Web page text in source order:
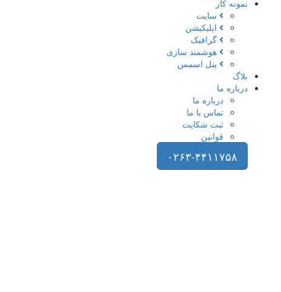
نمونه کار
سایت
اپلیکیشن
گرافیک
هوشمند سازی
پنل اسمس
بلاگ
درباره ما
درباره ما
تماس با ما
ثبت شکایت
قوانین
۰۲۶۳-۴۴۱۱۷۵۸